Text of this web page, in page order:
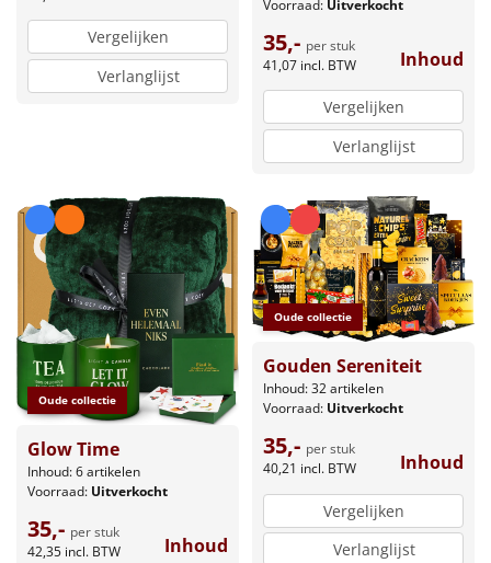
Vergelijken
Verlanglijst
Voorraad: Uitverkocht
35,- per stuk
41,07 incl. BTW Inhoud
Vergelijken
Verlanglijst
Oude collectie
Glow Time
Inhoud: 6 artikelen
Voorraad: Uitverkocht
35,- per stuk
42,35 incl. BTW Inhoud
Oude collectie
Gouden Sereniteit
Inhoud: 32 artikelen
Voorraad: Uitverkocht
35,- per stuk
40,21 incl. BTW Inhoud
Vergelijken
Verlanglijst